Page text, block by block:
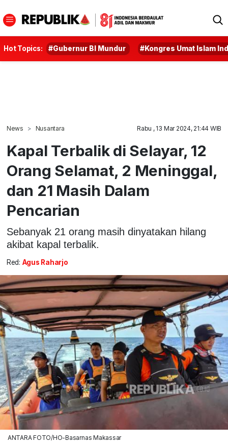
Hot Topics: #Gubernur BI Mundur #Kongres Umat Islam
News Nusantara Rabu , 13 Mar 2024, 21:44 WIB
Kapal Terbalik di Selayar, 12
Orang Selamat, 2 Meninggal,
dan 21 Masih Dalam
Pencarian
Sebanyak 21 orang masih dinyatakan hilang
akibat kapal terbalik.
Red: Agus Raharjo
ANTARA FOTO/HO-Basarnas Makassar